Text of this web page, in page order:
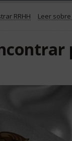
RRHH Leer sobre